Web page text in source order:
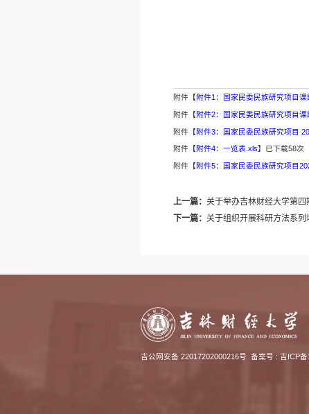
附件【 附件1：国家民委民族研究项目
附件【附件2：国家民委民族研究项目
附件【附件3：国家民委民族研究项目
附件【 附件4：一览表.xls】已下载58次
附件【附件5：国家民委民族研究项目
上一篇： 关于举办吉林财经大学第
下一篇： 关于组织开展科研方法系列
吉公网安备 22017202000216号 备案号 : 吉ICP